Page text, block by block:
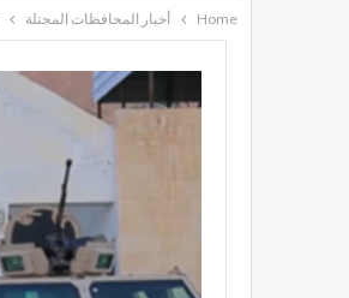
Home أخبار المحافظات المحتلة